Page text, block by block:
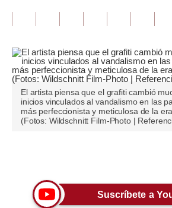
Opinión
Editorial
Pregunta de hoy
Blogs
Tendencias
Moda
El artista piensa que el grafiti cambió
inicios vinculados al vandalismo en las
más perfeccionista y meticulosa de la
(Fotos: Wildschnitt Film-Photo |
Suscríbete a